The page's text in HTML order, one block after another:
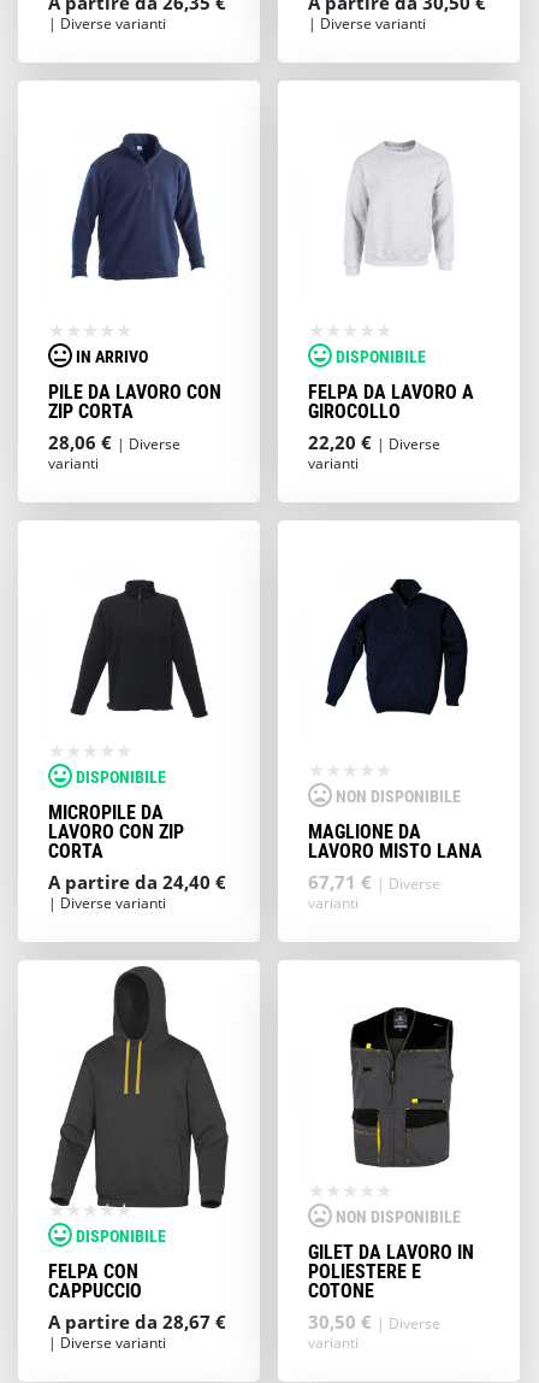
| Diverse varianti | Diverse varianti
IN ARRIVO
PILE DA LAVORO CON
ZIP CORTA
28,06 € | Diverse
varianti
DISPONIBILE
FELPA DA LAVORO A
GIROCOLLO
22,20 € | Diverse
varianti
DISPONIBILE
MICROPILE DA
LAVORO CON ZIP
CORTA
A partire da 24,40 €
| Diverse varianti
NON DISPONIBILE
MAGLIONE DA
LAVORO MISTO LANA
67,71 € | Diverse
varianti
DISPONIBILE
FELPA CON
CAPPUCCIO
A partire da 28,67 €
| Diverse varianti
NON DISPONIBILE
GILET DA LAVORO IN
POLIESTERE E
COTONE
30,50 € | Diverse
varianti